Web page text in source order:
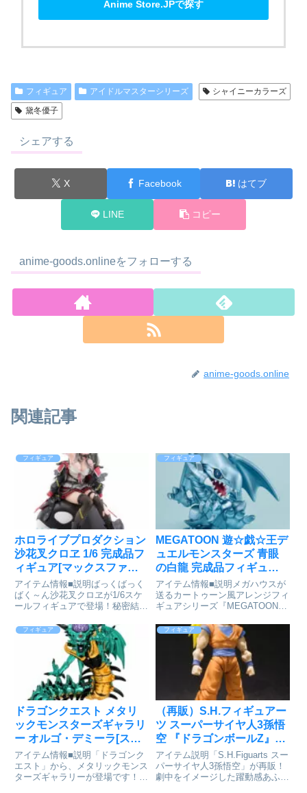
Anime Store.JPで探す
フィギュア アイドルマスターシリーズ
シャイニーカラーズ
黛冬優子
シェアする
X Facebook はてブ
LINE コピー
anime-goods.onlineをフォローする
anime-goods.online
関連記事
フィギュア
ホロライブプロダクション
沙花叉クロヱ 1/6 完成品フ
ィギュア[マックスファク
トリー]が予約受付開始
アイテム情報■説明ばっくばっく
ばく～ん沙花叉クロヱが1/6スケ
ールフィギュアで登場！秘密結社
シャチの沙花叉クロヱが1/6スケ
ールフィギュアで登場です。小悪
魔的な表情を浮かべる顔、パール
がかった美しい髪の毛な...
フィギュア
MEGATOON 遊☆戯☆王デ
ュエルモンスターズ 青眼
の白龍 完成品フィギュア
[メガハウス]が予約受付中
アイテム情報■説明メガハウスが
送るカートゥーン風アレンジフィ
ギュアシリーズ『MEGATOON』
あなたのお部屋を彩ります。メガ
ハウスが送るカートゥーン風アレ
ンジ新ブランド始動!!■サイズ全
高約125mm遊☆戯☆王...
フィギュア
ドラゴンクエスト メタリ
ックモンスターズギャラリ
ー オルゴ・デミーラ[スク
ウェア・エニックス]が予
約受付中
アイテム情報■説明「ドラゴンク
エスト」から、メタリックモンス
ターズギャラリーが登場です！ド
フィギュア
（再販）S.H.フィギュアー
ツ スーパーサイヤ人3孫悟
空 『ドラゴンボールZ』
[BANDAI SPIRITS]が予約
受付開始
アイテム説明「S.H.Figuarts スー
パーサイヤ人3孫悟空」が再販！
劇中をイメージした躍動感あふれ